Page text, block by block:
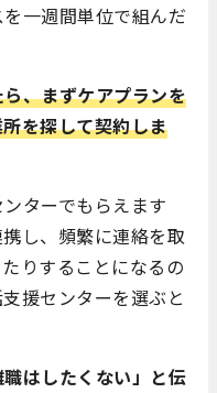
一週間単位で組んだ
、まずケアプランを
を探して契約しま
ターでもらえます
し、頻繁に連絡を取
りすることになるの
援センターを選ぶと
はしたくない」と伝